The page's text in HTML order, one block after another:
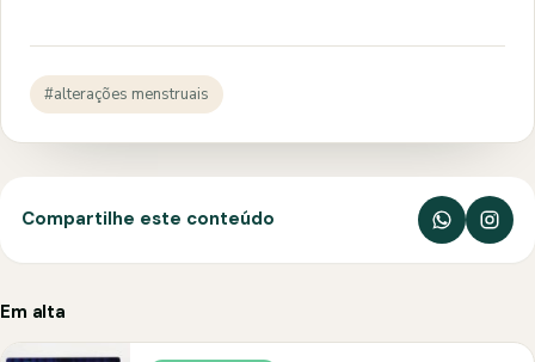
#alterações menstruais
Compartilhe este conteúdo
Em alta